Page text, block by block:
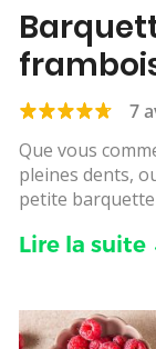
7
Que vous
pleines dents,
petite
Lire la suite